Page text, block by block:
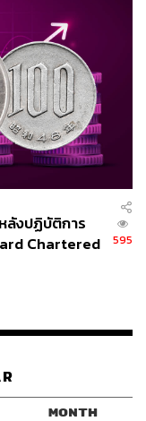
via Getty Images
ลังปฏิบัติการ
Chartered
595
MONTH